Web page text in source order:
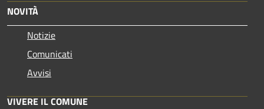
NOVITÀ
Notizie
Comunicati
Avvisi
VIVERE IL COMUNE